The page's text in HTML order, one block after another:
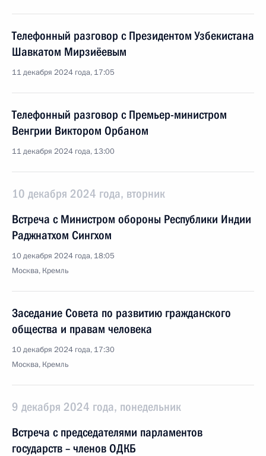
Телефонный разговор с Президентом Узбекистана
Шавкатом Мирзиёевым
11 декабря 2024 года, 17:05
Телефонный разговор с Премьер-министром
Венгрии Виктором Орбаном
11 декабря 2024 года, 13:00
10 декабря 2024 года, вторник
Встреча с Министром обороны Республики Индии
Раджнатхом Сингхом
10 декабря 2024 года, 18:05
Москва, Кремль
Заседание Совета по развитию гражданского
общества и правам человека
10 декабря 2024 года, 17:30
Москва, Кремль
9 декабря 2024 года, понедельник
Встреча с председателями парламентов
государств – членов ОДКБ